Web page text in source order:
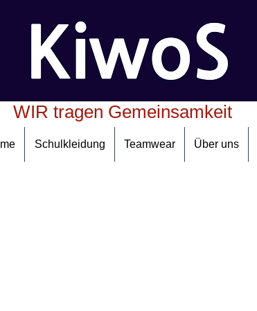
WIR tragen Gemeinsamkeit
Schulkleidung Teamwear Über uns